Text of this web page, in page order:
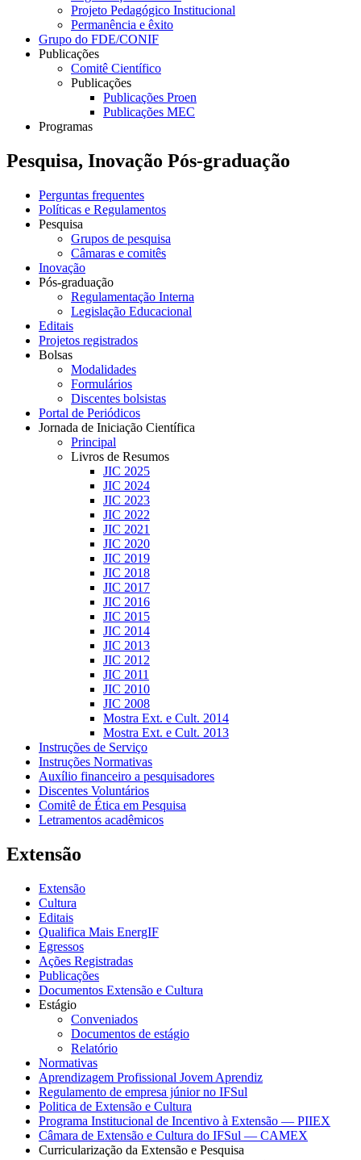
Projeto Pedagógico Institucional
Permanência e êxito
Grupo do FDE/CONIF
Publicações
Comitê Científico
Publicações
Publicações Proen
Publicações MEC
Programas
Pesquisa, Inovação Pós-graduação
Perguntas frequentes
Políticas e Regulamentos
Pesquisa
Grupos de pesquisa
Câmaras e comitês
Inovação
Pós-graduação
Regulamentação Interna
Legislação Educacional
Editais
Projetos registrados
Bolsas
Modalidades
Formulários
Discentes bolsistas
Portal de Periódicos
Jornada de Iniciação Científica
Principal
Livros de Resumos
JIC 2025
JIC 2024
JIC 2023
JIC 2022
JIC 2021
JIC 2020
JIC 2019
JIC 2018
JIC 2017
JIC 2016
JIC 2015
JIC 2014
JIC 2013
JIC 2012
JIC 2011
JIC 2010
JIC 2008
Mostra Ext. e Cult. 2014
Mostra Ext. e Cult. 2013
Instruções de Serviço
Instruções Normativas
Auxílio financeiro a pesquisadores
Discentes Voluntários
Comitê de Ética em Pesquisa
Letramentos acadêmicos
Extensão
Extensão
Cultura
Editais
Qualifica Mais EnergIF
Egressos
Ações Registradas
Publicações
Documentos Extensão e Cultura
Estágio
Conveniados
Documentos de estágio
Relatório
Normativas
Aprendizagem Profissional Jovem Aprendiz
Regulamento de empresa júnior no IFSul
Politica de Extensão e Cultura
Programa Institucional de Incentivo à Extensão — PIIEX
Câmara de Extensão e Cultura do IFSul — CAMEX
Curricularização da Extensão e Pesquisa